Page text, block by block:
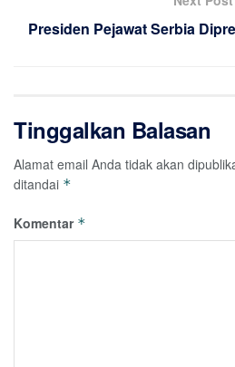
Presiden Pejawat Serbia
Tinggalkan Balasan
Alamat email Anda tidak akan
ditandai *
Komentar *